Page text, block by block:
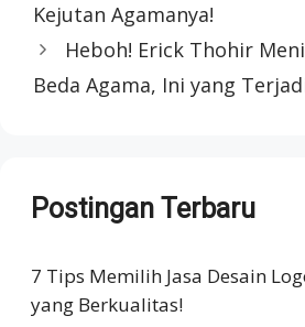
Kejutan Agamanya!
Heboh! Erick Thohir
Beda Agama, Ini yang
Postingan Terbaru
7 Tips Memilih Jasa Desain
yang Berkualitas!